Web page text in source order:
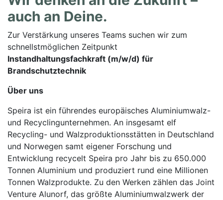
auch an Deine.
Zur Verstärkung unseres Teams suchen wir zum
schnellstmöglichen Zeitpunkt
Instandhaltungsfachkraft (m/w/d) für
Brandschutztechnik
Über uns
Speira ist ein führendes europäisches Aluminiumwalz-
und Recyclingunternehmen. An insgesamt elf
Recycling- und Walzproduktionsstätten in Deutschland
und Norwegen samt eigener Forschung und
Entwicklung recycelt Speira pro Jahr bis zu 650.000
Tonnen Aluminium und produziert rund eine Millionen
Tonnen Walzprodukte. Zu den Werken zählen das Joint
Venture Alunorf, das größte Aluminiumwalzwerk der